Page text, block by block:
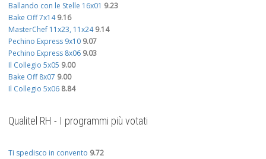
Ballando con le Stelle 16x01 9.23
Bake Off 7x14 9.16
MasterChef 11x23, 11x24 9.14
Pechino Express 9x10 9.07
Pechino Express 8x06 9.03
Il Collegio 5x05 9.00
Bake Off 8x07 9.00
Il Collegio 5x06 8.84
Qualitel RH - I programmi più votati
Ti spedisco in convento 9.72